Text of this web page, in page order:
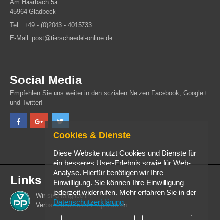
Am Haarbach 5a
45964 Gladbeck
Tel.: +49 - (0)2043 - 4015733
E-Mail: post@tierschaedel-online.de
Social Media
Empfehlen Sie uns weiter in den sozialen Netzen Facebook, Google+
und Twitter!
Links
Wir sind Mitglied im
Verband deutscher Präparatoren
Cookies & Dienste
Diese Website nutzt Cookies und Dienste für
ein besseres User-Erlebnis sowie für Web-
Analyse. Hierfür benötigen wir Ihre
Einwilligung. Sie können Ihre Einwilligung
jederzeit widerrufen. Mehr erfahren Sie in der
Datenschutzerklärung.